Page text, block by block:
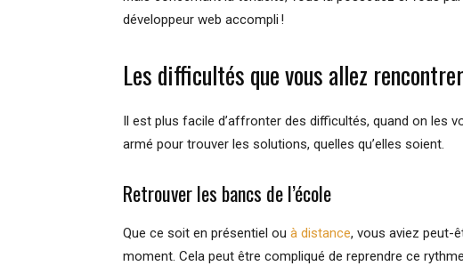
développeur web accompli !
Les difficultés que vous allez
Il est plus facile d’affronter des difficultés, quand on les
armé pour trouver les solutions, quelles qu’elles soient.
Retrouver les bancs de l’école
Que ce soit en présentiel ou à distance, vous aviez peut-
moment. Cela peut être compliqué de reprendre ce